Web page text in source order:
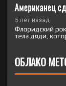
Американец
5 лет назад
Флоридский
тела дяди,
ОБЛАКО